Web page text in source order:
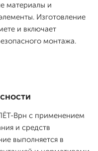
материалы и
Изготовление
и включает
монтажа.
Врн с применением
и средств
выполняется в